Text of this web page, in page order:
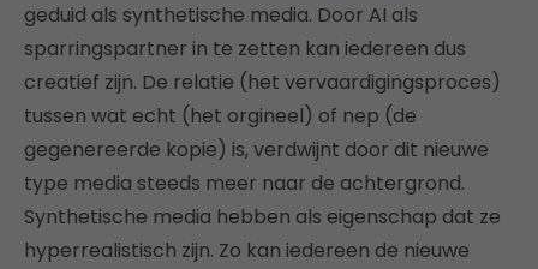
geduid als synthetische media. Door AI als
sparringspartner in te zetten kan iedereen dus
creatief zijn. De relatie (het vervaardigingsproces)
tussen wat echt (het orgineel) of nep (de
gegenereerde kopie) is, verdwijnt door dit nieuwe
type media steeds meer naar de achtergrond.
Synthetische media hebben als eigenschap dat ze
hyperrealistisch zijn. Zo kan iedereen de nieuwe